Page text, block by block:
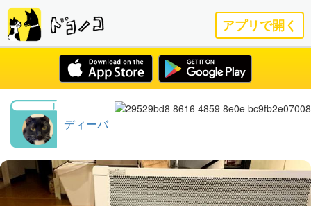
アプリで開く
ディーバ